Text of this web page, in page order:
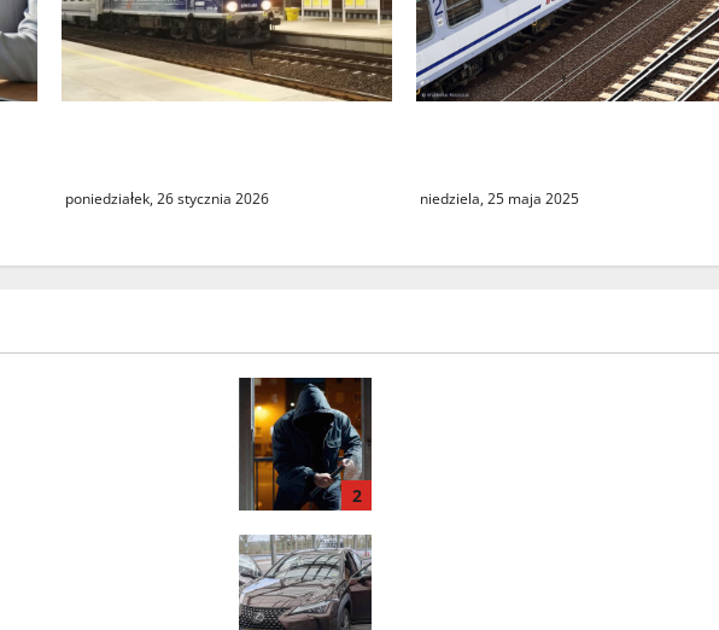
poniedziałek, 26 stycznia 2026 niedziela, 25 maja 2025
2